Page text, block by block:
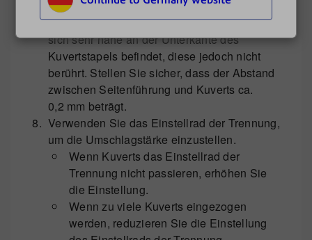
bedecken.
Stellen Sie die Seitenführung so ein, dass sie
sich sehr nahe an der Unterkante des
Kuvertstapels befindet, diese jedoch nicht
berührt. Stellen Sie sicher, dass der Abstand
zwischen Seitenführung und Kuverts ca.
0,2 mm beträgt.
Verwenden Sie das Einstellrad der Trennung,
um die Umschlagstärke einzustellen.
Wenn Kuverts das Einstellrad der
Trennung nicht passieren, erhöhen Sie
die Einstellung.
Wenn zu viele Kuverts eingezogen
werden, reduzieren Sie die Einstellung